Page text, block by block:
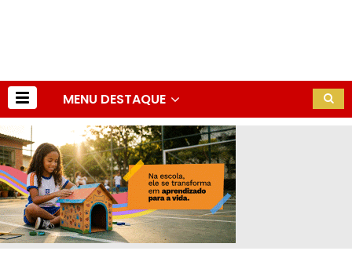
MENU DESTAQUE